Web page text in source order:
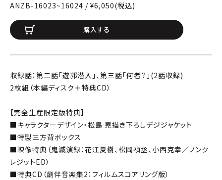
ANZB-16023~16024 / ¥6,050(税込)
購入する
収録話：第二話「遊郭潜入」、第三話「何者？」(2話収録)
2枚組（本編ディスク＋特典CD）
【完全生産限定版特典】
■キャラクターデザイン・松島 晃描き下ろしデジジャケット
■特製三方背ボックス
■映像特典（鬼滅演録：花江夏樹、松岡禎丞、小西克幸／ノンク
レジットED）
■特典CD（劇伴音楽集2：フィルムスコアリング版）